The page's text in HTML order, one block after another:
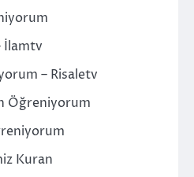
İlamtv
– Risaletv
Öğreniyorum
Kuran